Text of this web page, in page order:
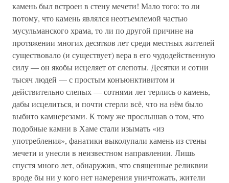
камень был встроен в стену мечети! Мало того: то ли
потому, что камень являлся неотъемлемой частью
мусульманского храма, то ли по другой причине на
протяжении многих десятков лет среди местных жителей
существовало (и существует) вера в его чудодейственную
силу — он якобы исцеляет от слепоты. Десятки и сотни
тысяч людей — с простым конъюнктивитом и
действительно слепых — сотнями лет терлись о камень,
дабы исцелиться, и почти стерли всё, что на нём было
выбито камнерезами. К тому же прослышав о том, что
подобные камни в Хаме стали изымать «из
употребления», фанатики выколупали камень из стены
мечети и унесли в неизвестном направлении. Лишь
спустя много лет, обнаружив, что священные реликвии
вроде бы ни у кого нет намерения уничтожать, жители